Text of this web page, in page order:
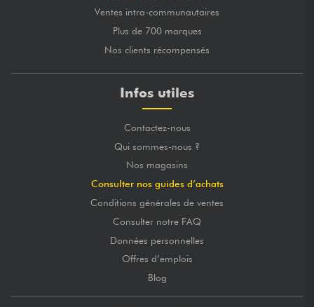
Ventes intra-communautaires
Plus de 700 marques
Nos clients récompensés
Infos utiles
Contactez-nous
Qui sommes-nous ?
Nos magasins
Consulter nos guides d’achats
Conditions générales de ventes
Consulter notre FAQ
Données personnelles
Offres d’emplois
Blog